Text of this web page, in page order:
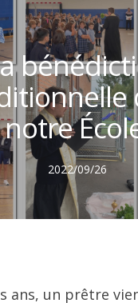
to search or ESC
notre
2022/09/26
ans, un prêtre